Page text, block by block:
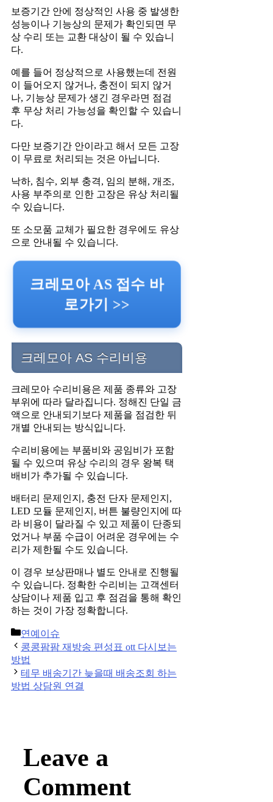
보증기간 안에 정상적인 사용 중 발생한
성능이나 기능상의 문제가 확인되면 무
상 수리 또는 교환 대상이 될 수 있습니
다.
예를 들어 정상적으로 사용했는데 전원
이 들어오지 않거나, 충전이 되지 않거
나, 기능상 문제가 생긴 경우라면 점검
후 무상 처리 가능성을 확인할 수 있습니
다.
다만 보증기간 안이라고 해서 모든 고장
이 무료로 처리되는 것은 아닙니다.
낙하, 침수, 외부 충격, 임의 분해, 개조,
사용 부주의로 인한 고장은 유상 처리될
수 있습니다.
또 소모품 교체가 필요한 경우에도 유상
으로 안내될 수 있습니다.
크레모아 AS 접수 바
로가기 >>
크레모아 AS 수리비용
크레모아 수리비용은 제품 종류와 고장
부위에 따라 달라집니다. 정해진 단일 금
액으로 안내되기보다 제품을 점검한 뒤
개별 안내되는 방식입니다.
수리비용에는 부품비와 공임비가 포함
될 수 있으며 유상 수리의 경우 왕복 택
배비가 추가될 수 있습니다.
배터리 문제인지, 충전 단자 문제인지,
LED 모듈 문제인지, 버튼 불량인지에 따
라 비용이 달라질 수 있고 제품이 단종되
었거나 부품 수급이 어려운 경우에는 수
리가 제한될 수도 있습니다.
이 경우 보상판매나 별도 안내로 진행될
수 있습니다. 정확한 수리비는 고객센터
상담이나 제품 입고 후 점검을 통해 확인
하는 것이 가장 정확합니다.
Categories
연예이슈
Post
navigation
콩콩팜팜 재방송 편성표 ott 다시보는
방법
테무 배송기간 늦을때 배송조회 하는
방법 상담원 연결
Leave a
Comment